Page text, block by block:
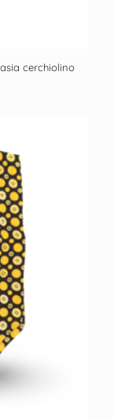
cerchiolino